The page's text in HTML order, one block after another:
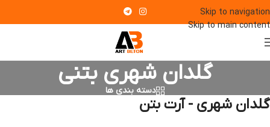
Skip to navigation
Skip to main content
گلدان شهری بتنی
دسته بندی ها
گلدان شهری - آرت بتن